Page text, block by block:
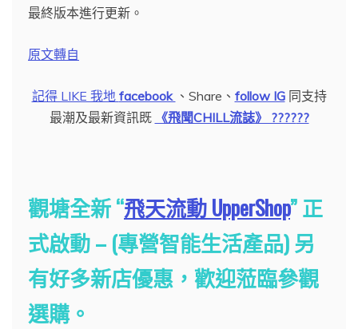
最終版本進行更新。
原文轉自
記得 LIKE 我地 facebook 、Share、 follow IG同支持
最潮及最新資訊既 《飛聞CHILL流誌》 ??????
觀塘全新 “飛天流動 UpperShop” 正
式啟動 – (專營智能生活產品) 另
有好多新店優惠，歡迎蒞臨參觀
選購。